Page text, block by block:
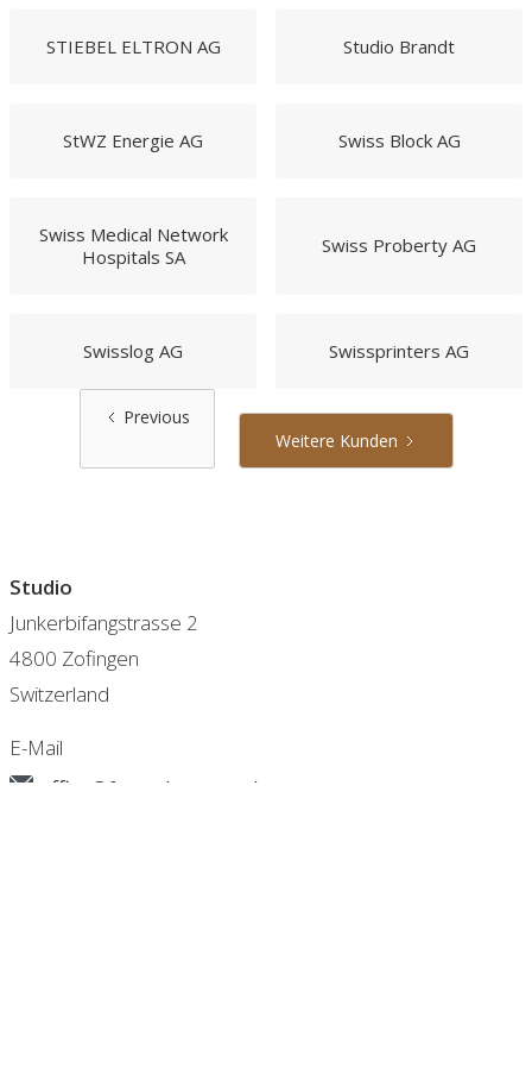
STIEBEL ELTRON AG Studio Brandt
StWZ Energie AG Swiss Block AG
Swiss Medical Network
Hospitals SA
Swiss Proberty AG
Swisslog AG Swissprinters AG
Previous
Weitere Kunden
Studio
Junkerbifangstrasse 2
4800 Zofingen
Switzerland
E-Mail
office@frey-photography.com